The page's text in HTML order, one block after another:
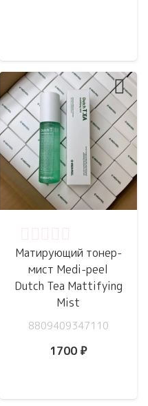
Матирующий тонер-
мист Medi-peel
Dutch Tea Mattifying
Mist
8809409347110
1700 ₽